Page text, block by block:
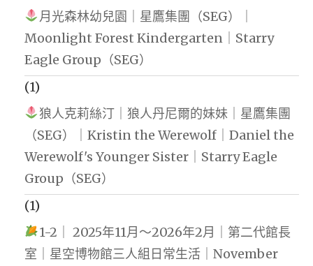
月光森林幼兒園｜星鷹集團（SEG）｜
Moonlight Forest Kindergarten｜Starry
Eagle Group（SEG）
(1)
狼人克莉絲汀｜狼人丹尼爾的妹妹｜星鷹集團
（SEG）｜Kristin the Werewolf｜Daniel the
Werewolf's Younger Sister｜Starry Eagle
Group（SEG）
(1)
1-2｜ 2025年11月～2026年2月｜第二代館長
室｜星空博物館三人組日常生活｜November